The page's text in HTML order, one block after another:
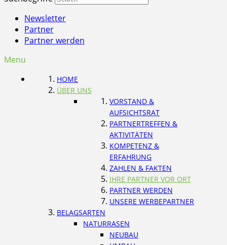
Newsletter
Partner
Partner werden
Menu
HOME
ÜBER UNS
VORSTAND &
AUFSICHTSRAT
PARTNERTREFFEN &
AKTIVITÄTEN
KOMPETENZ &
ERFAHRUNG
ZAHLEN & FAKTEN
IHRE PARTNER VOR ORT
PARTNER WERDEN
UNSERE WERBEPARTNER
BELAGSARTEN
NATURRASEN
NEUBAU